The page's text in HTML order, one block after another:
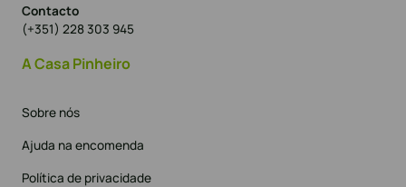
Contacto
(+351) 228 303 945
A Casa Pinheiro
Sobre nós
Ajuda na encomenda
Política de privacidade